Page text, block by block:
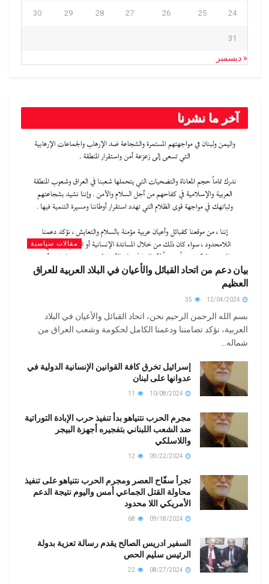
24
25
26
27
28
29
30
31
« ديسمبر
آخر ما نشرنا
مقالات سياسية
بيان دعم من اتحاد القبائل والأعيان في البلاد العربية للعراق
العظيم
بسم الله الرحمن الرحيم نحن، اتحاد القبائل والأعيان في البلاد
العربية، نؤكد تضامننا ودعمنا الكامل لحكومة وشعب العراق من
شماله...
إسرائيل تخرق كافة القوانين الإنسانية الدولية في
عدوانها على لبنان
مجرم الحرب نتنياهو بدأ تنفيذ حرب الإبادة التوراتية
ضد الشعب اللبناني بتفجيره أجهزة البيجر
واللاسلكي
تجرأ سفّاح العصر ومجرم الحرب نتنياهو على تنفيذ
محاولة القتل الجماعي أمس واليوم نتيجة الدعم
الأمريكي اللا محدود
السفير ادريس الصالح يقدم رسالة تعزية بدولة
الرئيس سليم الحص